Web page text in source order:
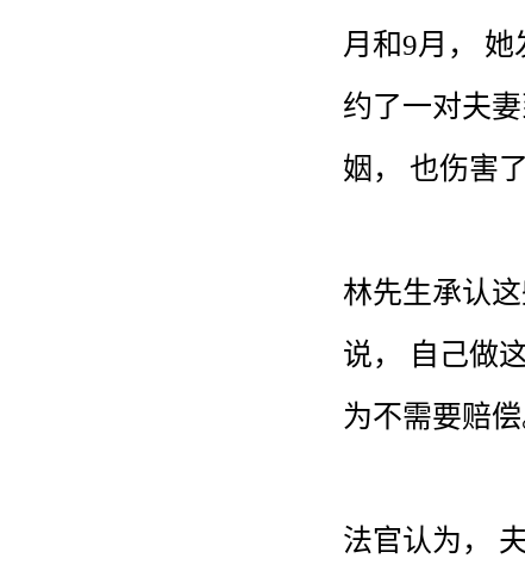
月 和9月 ， 她
约了一对夫妻
姻 ， 也伤害了
林先生承认
说， 自己做
为不需要赔偿
法官认为 ，